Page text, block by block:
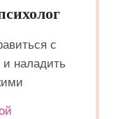
с
и наладить